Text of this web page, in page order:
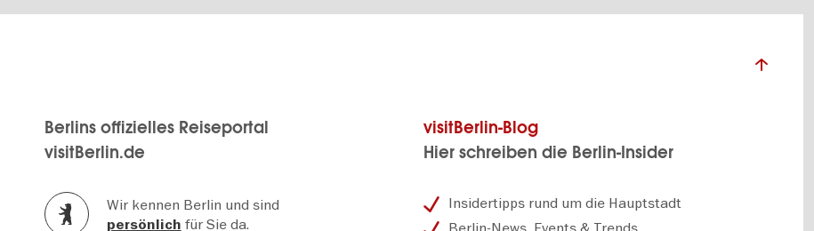
Berlins offizielles Reiseportal
visitBerlin.de
Wir kennen Berlin und sind
persönlich für Sie da.
visitBerlin-Blog
Hier schreiben die Berlin-Insider
Insidertipps rund um die Hauptstadt